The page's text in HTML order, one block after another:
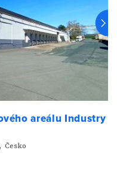
areálu Industry
Česko